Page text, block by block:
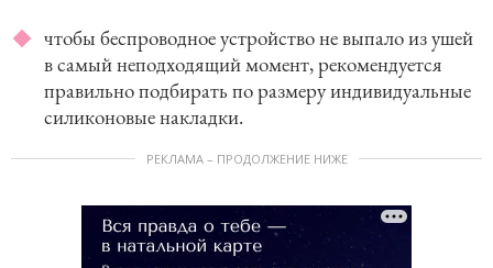
чтобы беспроводное устройство не выпало из ушей
в самый неподходящий момент, рекомендуется
правильно подбирать по размеру индивидуальные
силиконовые накладки.
РЕКЛАМА – ПРОДОЛЖЕНИЕ НИЖЕ